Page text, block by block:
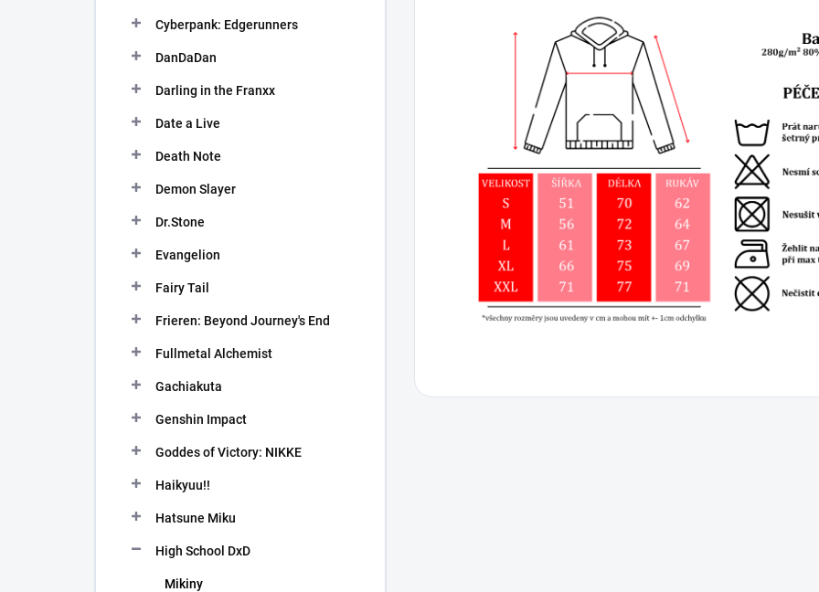
Cyberpank: Edgerunners
DanDaDan
Darling in the Franxx
Date a Live
Death Note
Demon Slayer
Dr.Stone
Evangelion
Fairy Tail
Frieren: Beyond Journey's End
Fullmetal Alchemist
Gachiakuta
Genshin Impact
Goddes of Victory: NIKKE
Haikyuu!!
Hatsune Miku
High School DxD
Mikiny